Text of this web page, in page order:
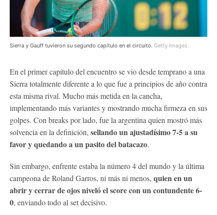
Sierra y Gauff tuvieron su segundo capítulo en el circuito. Getty Images.
En el primer capítulo del encuentro se vio desde temprano a una
Sierra totalmente diferente a lo que fue a principios de año contra
esta misma rival. Mucho más metida en la cancha,
implementando más variantes y mostrando mucha firmeza en sus
golpes. Con breaks por lado, fue la argentina quien mostró más
solvencia en la definición, sellando un ajustadísimo 7-5 a su
favor y quedando a un pasito del batacazo.
Sin embargo, enfrente estaba la número 4 del mundo y la última
campeona de Roland Garros, ni más ni menos, quien en un
abrir y cerrar de ojos niveló el score con un contundente 6-
0, enviando todo al set decisivo.